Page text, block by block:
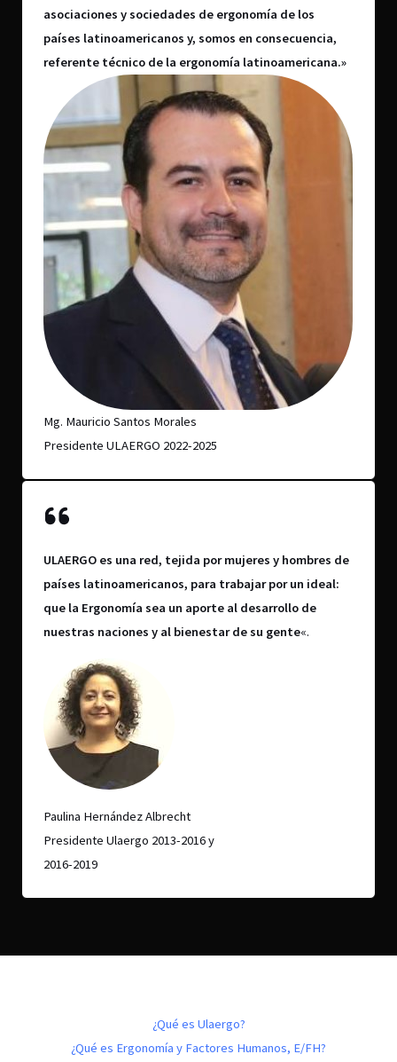
asociaciones y sociedades de ergonomía de los
países latinoamericanos y, somos en consecuencia,
referente técnico de la ergonomía latinoamericana.»
Mg. Mauricio Santos Morales
Presidente ULAERGO 2022-2025
ULAERGO es una red, tejida por mujeres y hombres de
países latinoamericanos, para trabajar por un ideal:
que la Ergonomía sea un aporte al desarrollo de
nuestras naciones y al bienestar de su gente«.
Paulina Hernández Albrecht
Presidente Ulaergo 2013-2016 y
2016-2019
¿Qué es Ulaergo?
¿Qué es Ergonomía y Factores Humanos, E/FH?